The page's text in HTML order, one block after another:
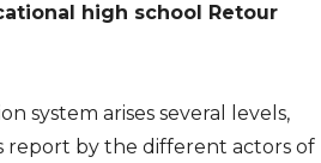
high school Retour
system arises several levels,
by the different actors of